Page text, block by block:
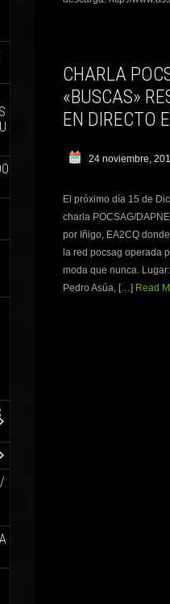
CHARLA
«BUSCAS»
EN DIRECTO
24 noviembre,
El próximo día 15 de
charla POCSAG/
por Iñigo, EA2CQ
la red pocsag operada
moda que nunca.
Pedro Asúa, […] Read